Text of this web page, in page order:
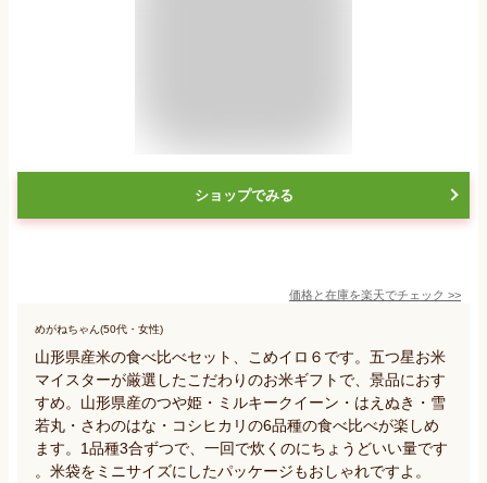
ショップでみる
価格と在庫を楽天でチェック >>
めがねちゃん(50代・女性)
山形県産米の食べ比べセット、こめイロ６です。五つ星お米
マイスターが厳選したこだわりのお米ギフトで、景品におす
すめ。山形県産のつや姫・ミルキークイーン・はえぬき・雪
若丸・さわのはな・コシヒカリの6品種の食べ比べが楽しめ
ます。1品種3合ずつで、一回で炊くのにちょうどいい量です
。米袋をミニサイズにしたパッケージもおしゃれですよ。